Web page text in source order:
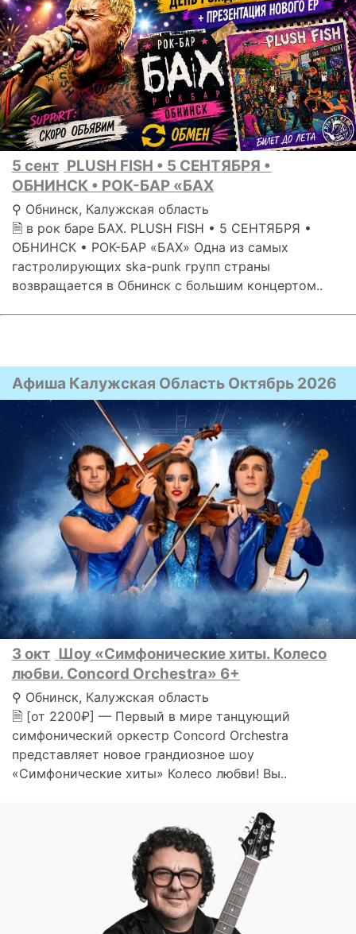
5 сент PLUSH FISH • 5 СЕНТЯБРЯ •
ОБНИНСК • РОК-БАР «БАХ
⚲ Обнинск, Калужская область
🗎 в рок баре БАХ. PLUSH FISH • 5 СЕНТЯБРЯ •
ОБНИНСК • РОК-БАР «БАХ» Одна из самых
гастролирующих ska-punk групп страны
возвращается в Обнинск с большим концертом..
Афиша Калужская Область Октябрь 2026
3 окт Шоу «Симфонические хиты. Колесо
любви. Concord Orchestra» 6+
⚲ Обнинск, Калужская область
🗎 [от 2200₽] — Первый в мире танцующий
симфонический оркестр Concord Orchestra
представляет новое грандиозное шоу
«Симфонические хиты» Колесо любви! Вы..